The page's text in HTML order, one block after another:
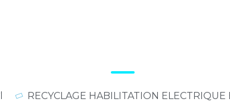
RECYCLAGE HABILITATION